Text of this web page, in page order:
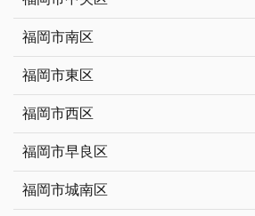
福岡市南区
福岡市東区
福岡市西区
福岡市早良区
福岡市城南区